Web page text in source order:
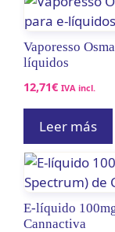
Vaporesso
líquidos
12,71€ IVA incl.
Leer más
E-líquido
Cannactiva